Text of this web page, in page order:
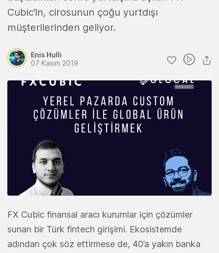
Cubic’in, cirosunun çoğu yurtdışı
müşterilerinden geliyor.
Enis Hulli
07 Kasım 2019
FX Cubic finansal aracı kurumlar için çözümler
sunan bir Türk fintech girişimi. Ekosistemde
adından çok söz ettirmese de, 40’a yakın banka